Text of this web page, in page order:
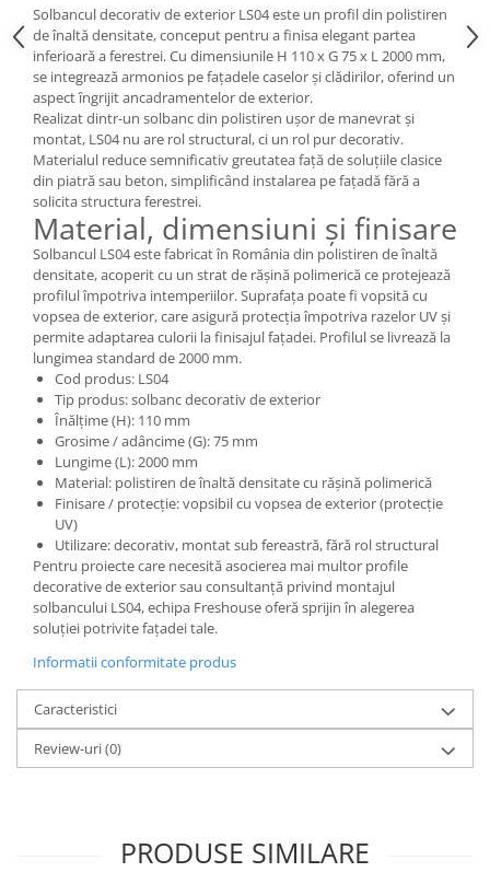
Mulaje de interior
Rozete de interior
Panouri decorative
Cadru de arc
Fronton
Șeminee decorative
Panouri pentru tavan
Console de interior
Cadre de ușă
Ornamente de colț
Accesorii profile decorative
Parchet
Parchet Triplu Stratificat
Solbancul decorativ de exterior LS04 este un profil din polistiren
de înaltă densitate, conceput pentru a finisa elegant partea
inferioară a ferestrei. Cu dimensiunile H 110 x G 75 x L 2000 mm,
se integrează armonios pe fațadele caselor și clădirilor, oferind un
aspect îngrijit ancadramentelor de exterior.
Realizat dintr-un solbanc din polistiren ușor de manevrat și
montat, LS04 nu are rol structural, ci un rol pur decorativ.
Materialul reduce semnificativ greutatea față de soluțiile clasice
din piatră sau beton, simplificând instalarea pe fațadă fără a
solicita structura ferestrei.
Material, dimensiuni și finisare
Solbancul LS04 este fabricat în România din polistiren de înaltă
densitate, acoperit cu un strat de rășină polimerică ce protejează
profilul împotriva intemperiilor. Suprafața poate fi vopsită cu
vopsea de exterior, care asigură protecția împotriva razelor UV și
permite adaptarea culorii la finisajul fațadei. Profilul se livrează la
lungimea standard de 2000 mm.
Cod produs: LS04
Tip produs: solbanc decorativ de exterior
Înălțime (H): 110 mm
Grosime / adâncime (G): 75 mm
Lungime (L): 2000 mm
Material: polistiren de înaltă densitate cu rășină polimerică
Finisare / protecție: vopsibil cu vopsea de exterior (protecție
UV)
Utilizare: decorativ, montat sub fereastră, fără rol structural
Pentru proiecte care necesită asocierea mai multor profile
decorative de exterior sau consultanță privind montajul
solbancului LS04, echipa Freshouse oferă sprijin în alegerea
soluției potrivite fațadei tale.
Informatii conformitate produs
Caracteristici
Review-uri(0)
PRODUSE SIMILARE